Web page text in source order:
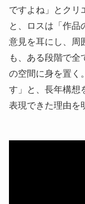
ですよね」とクリ
と、ロスは「作品
意見を耳にし、周
も、ある段階で全
の空間に身を置く
す」と、長年構想
表現できた理由を